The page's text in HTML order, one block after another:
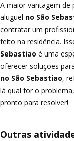
A maior vantagem de
aluguel no São
contratar um
feito na residência.
Sebastiao é uma
oferecer soluções
no São Sebastiao,
lá qual for o
pronto para resolver!
Outras